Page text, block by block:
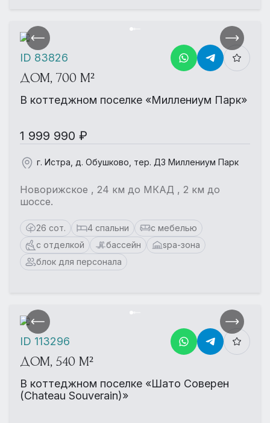
ДОМ, 700 М²
В коттеджном поселке «Миллениум Парк»
1 999 990 ₽
г. Истра, д. Обушково, тер. ДЗ Миллениум Парк
Новорижское , 24 км до МКАД , 2 км до
шоссе.
26 сот. 4 спальни
с мебелью
с отделкой
бассейн
spa-зона
блок для персонала
ID 83826
ДОМ, 540 М²
В коттеджном поселке «Шато Соверен
(Chateau Souverain)»
ID 113296